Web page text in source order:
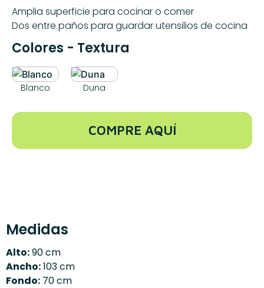
Amplia superficie para cocinar o comer
Dos entre paños para guardar utensilios de cocina
Colores - Textura
Blanco Duna
COMPRE AQUÍ
Medidas
Alto:90 cm
Ancho:103 cm
Fondo: 70 cm